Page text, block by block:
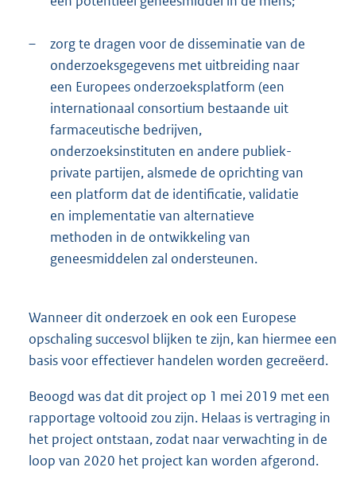
–
zorg te dragen voor de disseminatie van de
onderzoeksgegevens met uitbreiding naar
een Europees onderzoeksplatform (een
internationaal consortium bestaande uit
farmaceutische bedrijven,
onderzoeksinstituten en andere publiek-
private partijen, alsmede de oprichting van
een platform dat de identificatie, validatie
en implementatie van alternatieve
methoden in de ontwikkeling van
geneesmiddelen zal ondersteunen.
Wanneer dit onderzoek en ook een Europese
opschaling succesvol blijken te zijn, kan hiermee een
basis voor effectiever handelen worden gecreëerd.
Beoogd was dat dit project op 1 mei 2019 met een
rapportage voltooid zou zijn. Helaas is vertraging in
het project ontstaan, zodat naar verwachting in de
loop van 2020 het project kan worden afgerond.